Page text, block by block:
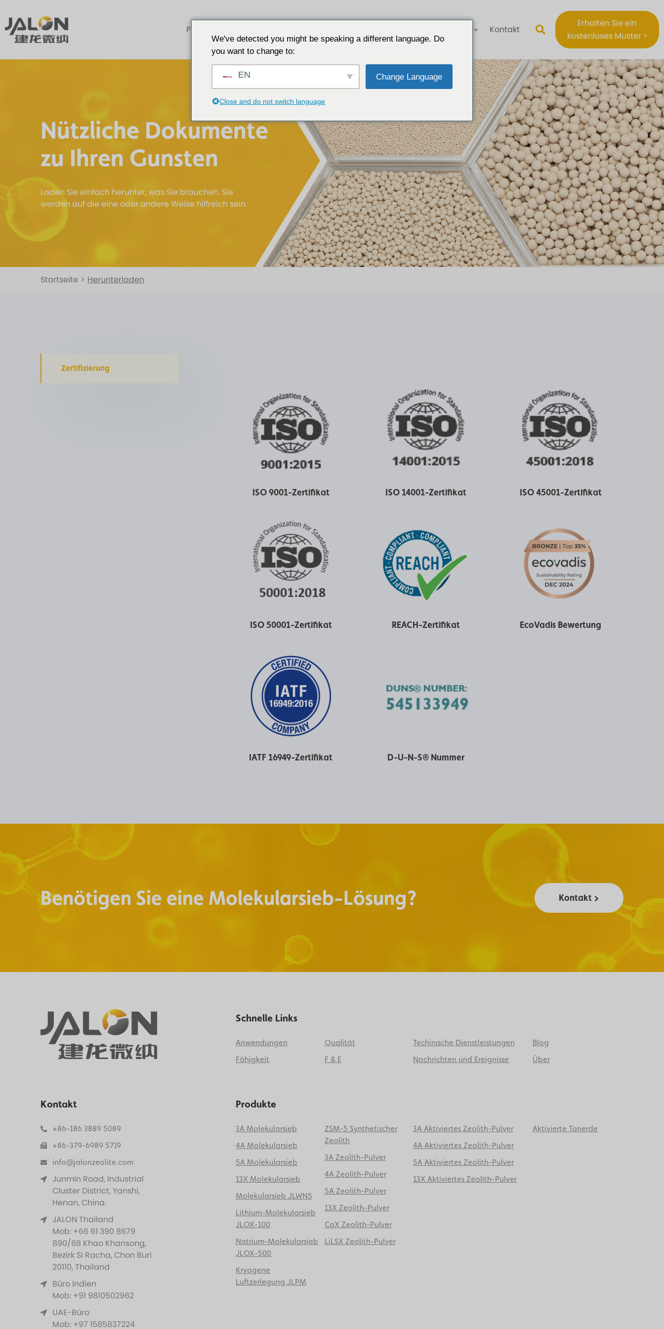
Produkte Kontakt
Erhalten Sie ein
kostenloses Muster >
Nützliche Dokumente
zu Ihren Gunsten
Laden Sie einfach herunter, was Sie brauchen. Sie
werden auf die eine oder andere Weise hilfreich sein.
Startseite > Herunterladen
Zertifizierung
ISO 9001-Zertifikat ISO 14001-Zertifikat ISO 45001-Zertifikat
ISO 50001-Zertifikat REACH-Zertifikat EcoVadis Bewertung
IATF 16949-Zertifikat D-U-N-S® Nummer
Benötigen Sie eine Molekularsieb-Lösung? Kontakt >
Schnelle Links
Anwendungen Qualität Techinische Dienstleistungen
Blog
Fähigkeit
F & E Nachrichten und Ereignisse Über
Kontakt
+86-186 3889 5089
+86-379-6989 5719
info@jalonzeolite.com
Junmin Road, Industrial
Cluster District, Yanshi,
Henan, China.
JALON Thailand
Mob: +66 61 390 8679
890/68 Khao Khansong,
Bezirk Si Racha, Chon Buri
20110, Thailand
Büro Indien
Mob: +91 9810502962
UAE-Büro
Mob: +97 1585837224
Produkte
3A Molekularsieb
4A Molekularsieb
5A Molekularsieb
13X Molekularsieb
Molekularsieb JLWN5
Lithium-Molekularsieb
JLOX-100
Natrium-Molekularsieb
JLOX-500
Kryogene
Luftzerlegung JLPM
ZSM-5 Synthetischer
Zeolith
3A Zeolith-Pulver
4A Zeolith-Pulver
5A Zeolith-Pulver
13X Zeolith-Pulver
CaX Zeolith-Pulver
LiLSX Zeolith-Pulver
3A Aktiviertes Zeolith-Pulver
4A Aktiviertes Zeolith-Pulver
5A Aktiviertes Zeolith-Pulver
13X Aktiviertes Zeolith-Pulver
Aktivierte Tonerde
We've detected you might be speaking a different language. Do
you want to change to:
EN Change Language
Close and do not switch language